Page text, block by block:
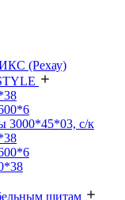
(Рехау)
3000*45*03, с/к
щитам